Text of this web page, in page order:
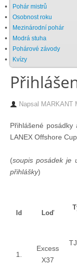
Dokumenty ke
Ochrana
Legislativa
Doklady osob
Lodě - technika
Lodě -
Kapitánské
Pohár mistrů
Osobnost roku
Mezinárodní pohár
Modrá stuha
Pohárové závody
Kvízy
Napsal MARKANT
Přihlášené
LANEX Offshore
(soupis posádek je
přihlášky)
Id Loď
1.
Excess
X37